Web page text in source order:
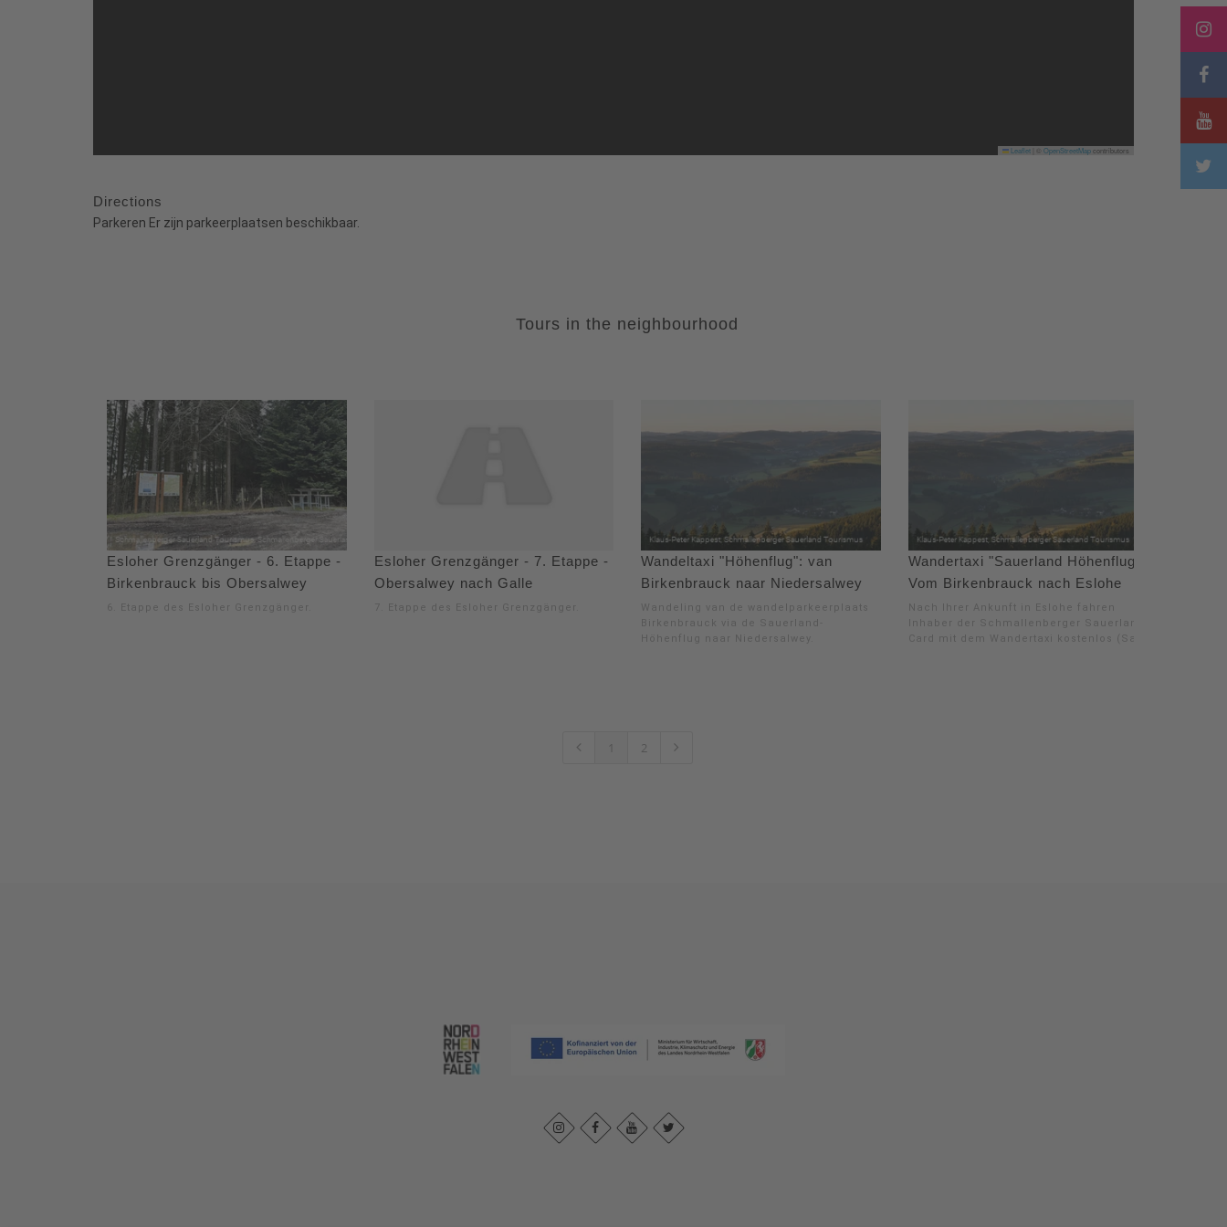
Leaflet OpenStreetMapcontributors
Directions
Parkeren Er zijn parkeerplaatsen beschikbaar.
Tours in the neighbourhood
Esloher Grenzgänger - 6. Etappe -
Birkenbrauck bis Obersalwey
6. Etappe des Esloher Grenzgänger.
Esloher Grenzgänger - 7. Etappe -
Obersalwey nach Galle
7. Etappe des Esloher Grenzgänger.
Wandeltaxi "Höhenflug": van
Birkenbrauck naar Niedersalwey
Wandeling van de wandelparkeerplaats
Birkenbrauck via de Sauerland-
Höhenflug naar Niedersalwey.
Wandertaxi "Sauerland Höhenflug":
Vom Birkenbrauck nach Eslohe
Nach Ihrer Ankunft in Eslohe fahren
Inhaber der Schmallenberger Sauerland
Card mit dem Wandertaxi kostenlos (Sa.
1 2